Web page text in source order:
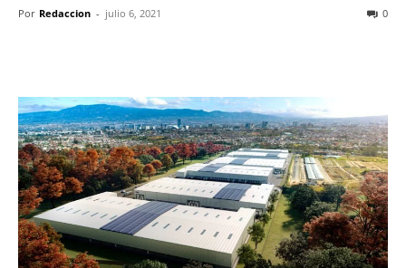
Por Redaccion - julio 6, 2021 0